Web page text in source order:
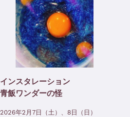
インスタレーション
青飯ワンダーの怪
2026年2月7日（土）、8日（日）